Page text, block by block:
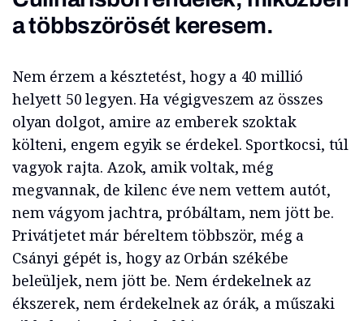
a többszörösét keresem.
Nem érzem a késztetést, hogy a 40 millió
helyett 50 legyen. Ha végigveszem az összes
olyan dolgot, amire az emberek szoktak
költeni, engem egyik se érdekel. Sportkocsi, túl
vagyok rajta. Azok, amik voltak, még
megvannak, de kilenc éve nem vettem autót,
nem vágyom jachtra, próbáltam, nem jött be.
Privátjetet már béreltem többször, még a
Csányi gépét is, hogy az Orbán székébe
beleüljek, nem jött be. Nem érdekelnek az
ékszerek, nem érdekelnek az órák, a műszaki